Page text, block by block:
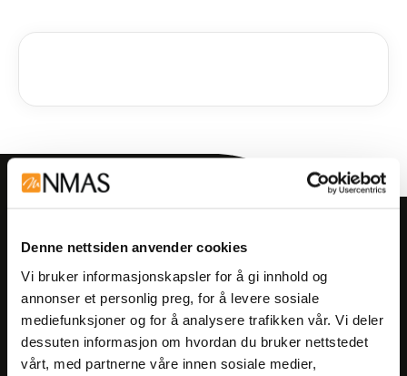
Denne nettsiden anvender cookies
Vi bruker informasjonskapsler for å gi innhold og
annonser et personlig preg, for å levere sosiale
mediefunksjoner og for å analysere trafikken vår. Vi deler
dessuten informasjon om hvordan du bruker nettstedet
vårt, med partnerne våre innen sosiale medier,
Meld deg på vårt nyhetsbrev!
arrangementer og kampanjer.
Meld på nyhetsbrev